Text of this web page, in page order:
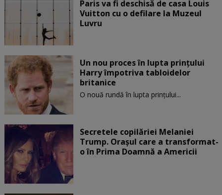
Paris va fi deschisă de casa Louis
Vuitton cu o defilare la Muzeul
Luvru
Un nou proces în lupta prinţului
Harry împotriva tabloidelor
britanice
O nouă rundă în lupta prinţului...
Secretele copilăriei Melaniei
Trump. Orașul care a transformat-
o în Prima Doamnă a Americii